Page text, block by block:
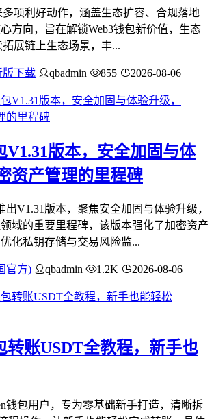
多项利好动作，涵盖生态扩容、合规落地
方向，旨在解锁Web3钱包新价值，生态
拓展链上生态场景，丰...
版下载 qbadmin 855 2026-08-06
V1.31版本，安全加固与体
资产管理的里程碑
出V1.31版本，聚焦安全加固与体验升级，
域的重要里程碑，该版本强化了加密资产
化私钥存储与交易风险监...
官方) qbadmin 1.2K 2026-08-06
转账USDT全教程，新手也
钱包用户，专为零基础新手打造，清晰拆